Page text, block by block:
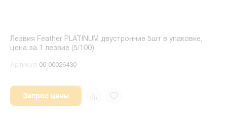
Лезвия Feather PLATINUM двустронние 5шт в упаковке,
цена за 1 лезвие (5/100)
Артикул 00-00026430
Запрос цены